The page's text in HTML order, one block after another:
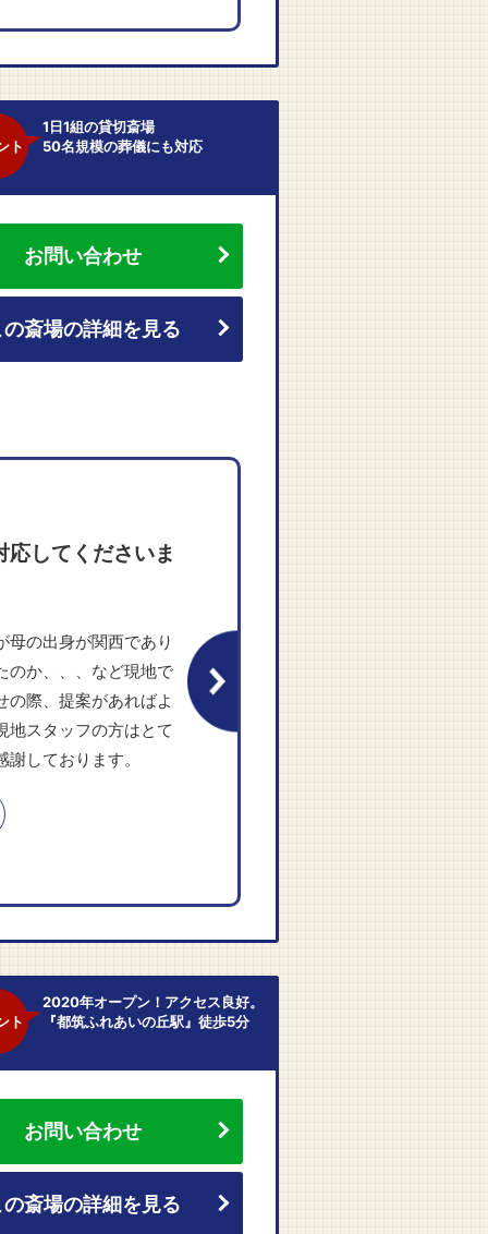
ト
1日1組の貸切斎場
50名規模の葬儀にも対応
お問い合わせ
斎場の詳細を見る
してくださいま
母の出身が関西であり
のか、、、など現地で
の際、提案があればよ
地スタッフの方はとて
しております。
ト
2020年オープン！アクセス良好。
『都筑ふれあいの丘駅』徒歩5分
お問い合わせ
斎場の詳細を見る